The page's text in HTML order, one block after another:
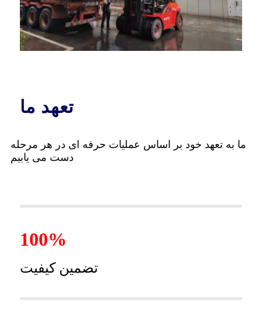
تعهد ما
ما به تعهد خود بر اساس عملیات حرفه ای در هر مرحله
دست می یابیم
100%
تضمین کیفیت